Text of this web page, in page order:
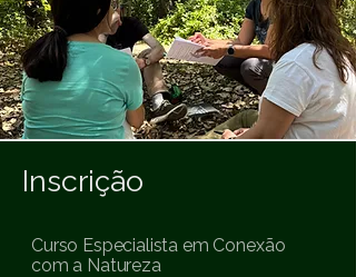
Inscrição
Curso Especialista em Conexão
com a Natureza